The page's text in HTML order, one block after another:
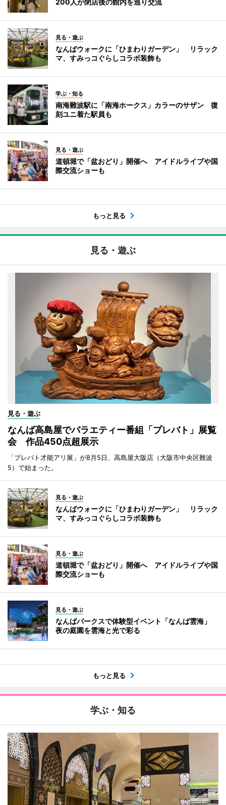
見る・遊ぶ
なんばウォークに「ひまわりガーデン」 リラック
マ、すみっコぐらしコラボ装飾も
学ぶ・知る
南海難波駅に「南海ホークス」カラーのサザン 復
刻ユニ着た駅員も
見る・遊ぶ
道頓堀で「盆おどり」開催へ アイドルライブや国
際交流ショーも
もっと見る
見る・遊ぶ
見る・遊ぶ
なんば高島屋でバラエティー番組「プレバト」展覧
会 作品450点超展示
「プレバト才能アリ展」が8月5日、高島屋大阪店（大阪市中央区難波
5）で始まった。
見る・遊ぶ
なんばウォークに「ひまわりガーデン」 リラック
マ、すみっコぐらしコラボ装飾も
見る・遊ぶ
道頓堀で「盆おどり」開催へ アイドルライブや国
際交流ショーも
見る・遊ぶ
なんばパークスで体験型イベント「なんば雲海」
夜の庭園を雲海と光で彩る
もっと見る
学ぶ・知る